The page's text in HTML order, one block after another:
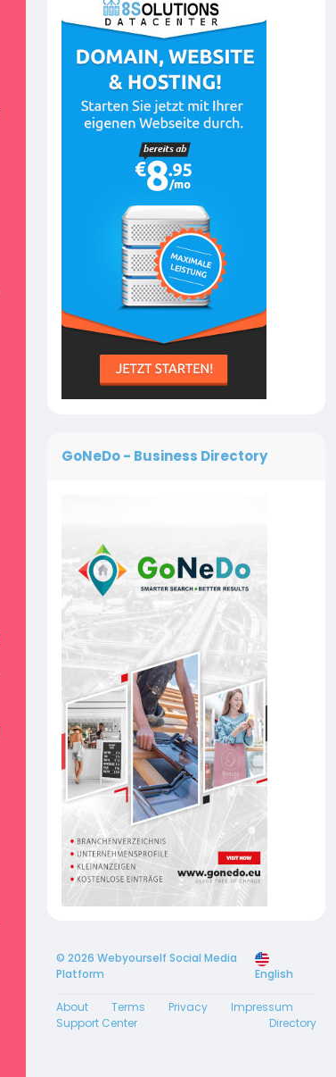
GoNeDo - Business Directory
© 2026 Webyourself Social Media
Platform
English
About Terms Privacy
Impressum
Support Center
Directory